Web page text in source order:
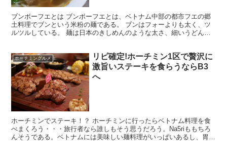
ブンボーフエとは ブンボーフエとは、ベトナム中部の都市フエの郷
土料理でブンという米粉の麺である。 ブンはフォーよりも太く、ツ
ルツルしている。 麺は日本のきしめんのような太さ、細いうどんみ
ホーチミングルメ
リピ確定!ホーチミン1区で贅沢に
激旨いステーキを食らうならB3
へ
ホーチミンでステーキ！？ ホーチミンに行ったらベトナム料理を食
べまくろう・・・旅行者なら誰しもそう思うだろう。Na5riももちろ
んそうである。ベトナムには美味しい麺料理がいっぱいあるし、胃袋